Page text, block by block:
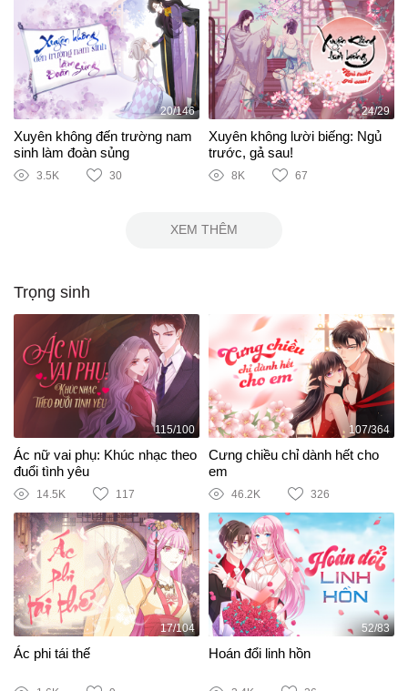
20/146
Xuyên không đến trường nam
sinh làm đoàn sủng
3.5K 30
24/29
Xuyên không lười biếng: Ngủ
trước, gả sau!
8K 67
XEM THÊM
Trọng sinh
115/100
Ác nữ vai phụ: Khúc nhạc theo
đuổi tình yêu
14.5K 117
107/364
Cưng chiều chỉ dành hết cho
em
46.2K 326
17/104
Ác phi tái thế
52/83
Hoán đổi linh hồn